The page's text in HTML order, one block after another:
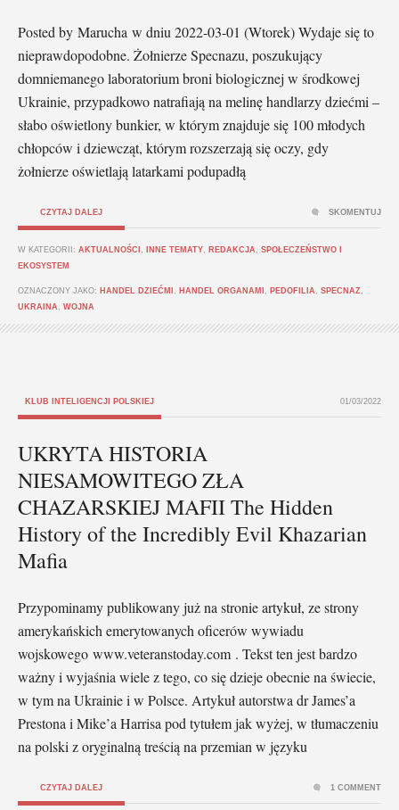
Posted by Marucha w dniu 2022-03-01 (Wtorek) Wydaje się to
nieprawdopodobne. Żołnierze Specnazu, poszukujący
domniemanego laboratorium broni biologicznej w środkowej
Ukrainie, przypadkowo natrafiają na melinę handlarzy dziećmi –
słabo oświetlony bunkier, w którym znajduje się 100 młodych
chłopców i dziewcząt, którym rozszerzają się oczy, gdy
żołnierze oświetlają latarkami podupadłą
CZYTAJ DALEJ
W KATEGORII: AKTUALNOŚCI INNE TEMATY REDAKCJA
SPOŁECZEŃSTWO I
EKOSYSTEM
OZNACZONY JAKO: HANDEL DZIEĆMI HANDEL ORGANAMI PEDOFILIA SPECNAZ
UKRAINA
WOJNA
SKOMENTUJ
KLUB INTELIGENCJI POLSKIEJ 01/03/2022
UKRYTA HISTORIA
NIESAMOWITEGO ZŁA
CHAZARSKIEJ MAFII The Hidden
History of the Incredibly Evil Khazarian
Mafia
Przypominamy publikowany już na stronie artykuł, ze strony
amerykańskich emerytowanych oficerów wywiadu
wojskowego www.veteranstoday.com . Tekst ten jest bardzo
ważny i wyjaśnia wiele z tego, co się dzieje obecnie na świecie,
w tym na Ukrainie i w Polsce. Artykuł autorstwa dr James’a
Prestona i Mike’a Harrisa pod tytułem jak wyżej, w tłumaczeniu
na polski z oryginalną treścią na przemian w języku
CZYTAJ DALEJ 1 COMMENT